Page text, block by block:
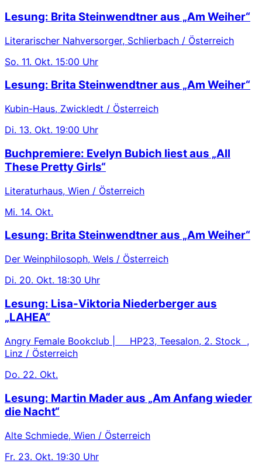
Lesung: Brita Steinwendtner aus „Am Weiher“
Literarischer Nahversorger, Schlierbach / Österreich
So. 11. Okt. 15:00 Uhr
Lesung: Brita Steinwendtner aus „Am Weiher“
Kubin-Haus, Zwickledt / Österreich
Di. 13. Okt. 19:00 Uhr
Buchpremiere: Evelyn Bubich liest aus „All
These Pretty Girls“
Literaturhaus, Wien / Österreich
Mi. 14. Okt.
Lesung: Brita Steinwendtner aus „Am Weiher“
Der Weinphilosoph, Wels / Österreich
Di. 20. Okt. 18:30 Uhr
Lesung: Lisa-Viktoria Niederberger aus
„LAHEA“
Angry Female Bookclub | HP23, Teesalon, 2. Stock ,
Linz / Österreich
Do. 22. Okt.
Lesung: Martin Mader aus „Am Anfang wieder
die Nacht“
Alte Schmiede, Wien / Österreich
Fr. 23. Okt. 19:30 Uhr